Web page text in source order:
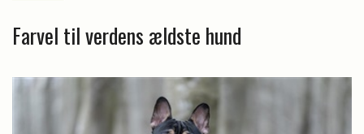
Farvel til verdens ældste hund